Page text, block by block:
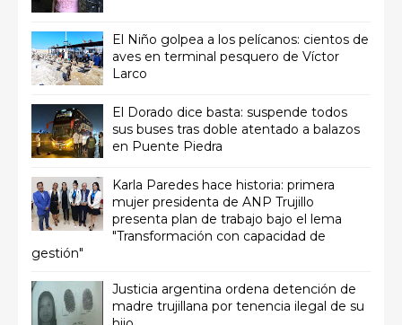
El Niño golpea a los pelícanos: cientos de
aves en terminal pesquero de Víctor
Larco
El Dorado dice basta: suspende todos
sus buses tras doble atentado a balazos
en Puente Piedra
Karla Paredes hace historia: primera
mujer presidenta de ANP Trujillo
presenta plan de trabajo bajo el lema
"Transformación con capacidad de
gestión"
Justicia argentina ordena detención de
madre trujillana por tenencia ilegal de su